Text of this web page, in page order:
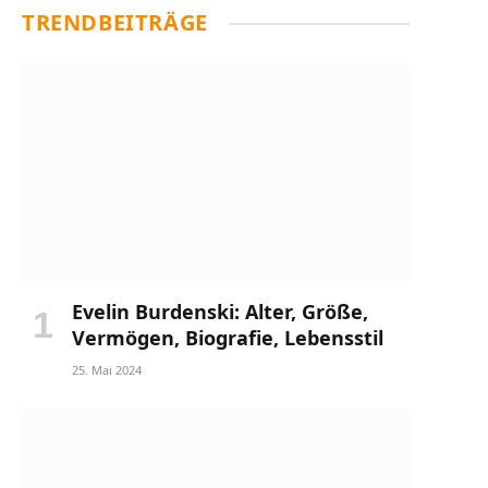
TRENDBEITRÄGE
Evelin Burdenski: Alter, Größe,
Vermögen, Biografie, Lebensstil
25. Mai 2024